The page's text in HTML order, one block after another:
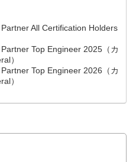
All Certification Holders
Top Engineer 2025（カ
）
Top Engineer 2026（カ
）